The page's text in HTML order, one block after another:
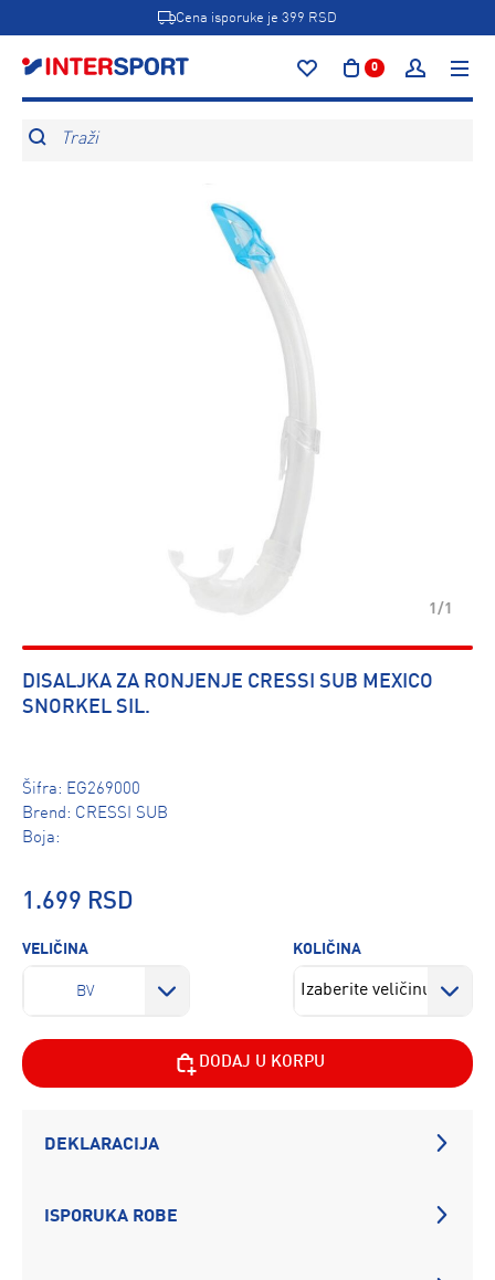
Cena isporuke je 399 RSD
0
Traži
1/1
DISALJKA ZA RONJENJE CRESSI SUB MEXICO
SNORKEL SIL.
Šifra: EG269000
Brend: CRESSI SUB
Boja:
1.699 RSD
VELIČINA
BV
KOLIČINA
DODAJ U KORPU
DEKLARACIJA
ISPORUKA ROBE